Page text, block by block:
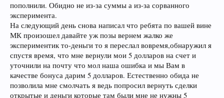
пополнили. Обидно не из-за суммы а из-за сорванного
эксперимента.
На следующий день снова написал что ребята по вашей вине
МК произошел давайте уж позы вернем жалко же
экспериментик то-деньги то я переслал вовремя,обнаружил я
спустя время, что мне вернули мои 5 долларов на счет и
уточнили на почту что мол наша ошибка и мы Вам в
качестве бонуса дарим 5 долларов. Естественно обида не
позволила мне смолчать я ведь попросил вернуть сделки
открытые и деньги которые там были мне не нужны 5